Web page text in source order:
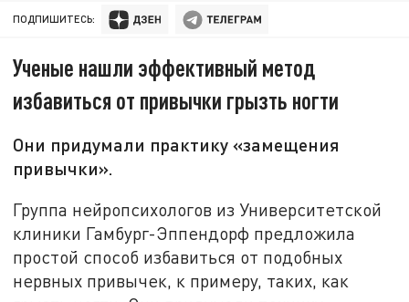
ПОДПИШИТЕСЬ:
Ученые нашли эффективный метод
избавиться от привычки грызть ногти
Они придумали практику «замещения
привычки».
Группа нейропсихологов из Университетской
клиники Гамбург-Эппендорф предложила
простой способ избавиться от подобных
нервных привычек, к примеру, таких, как